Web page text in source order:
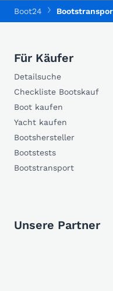
Boot24
Für Käufer
Detailsuche
Checkliste Bootskauf
Boot kaufen
Yacht kaufen
Bootshersteller
Bootstests
Bootstransport
Unsere Partner